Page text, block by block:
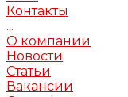
Контакты
...
О компании
Новости
Статьи
Вакансии